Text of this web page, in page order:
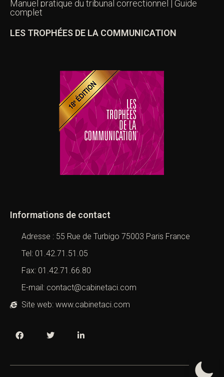
Manuel pratique du tribunal correctionnel | Guide
complet
LES TROPHÉES DE LA COMMUNICATION
Informations de contact
Adresse : 55 Rue de Turbigo 75003 Paris France
Tel: 01.42.71.51.05
Fax: 01.42.71.66.80
E-mail: contact@cabinetaci.com
Site web: www.cabinetaci.com